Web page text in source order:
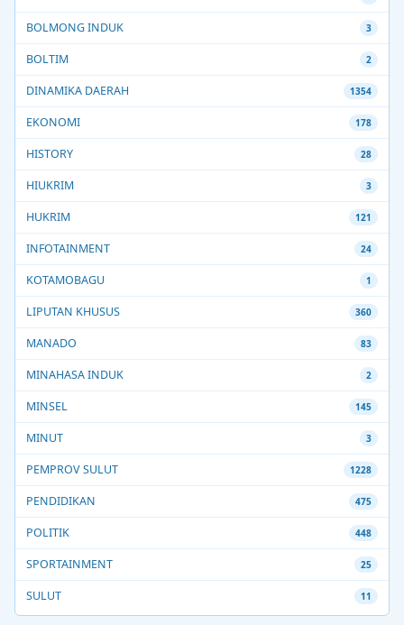
BOLMONG INDUK 3
BOLTIM 2
DINAMIKA DAERAH 1354
EKONOMI 178
HISTORY 28
HIUKRIM 3
HUKRIM 121
INFOTAINMENT 24
KOTAMOBAGU 1
LIPUTAN KHUSUS 360
MANADO 83
MINAHASA INDUK 2
MINSEL 145
MINUT 3
PEMPROV SULUT 1228
PENDIDIKAN 475
POLITIK 448
SPORTAINMENT 25
SULUT 11